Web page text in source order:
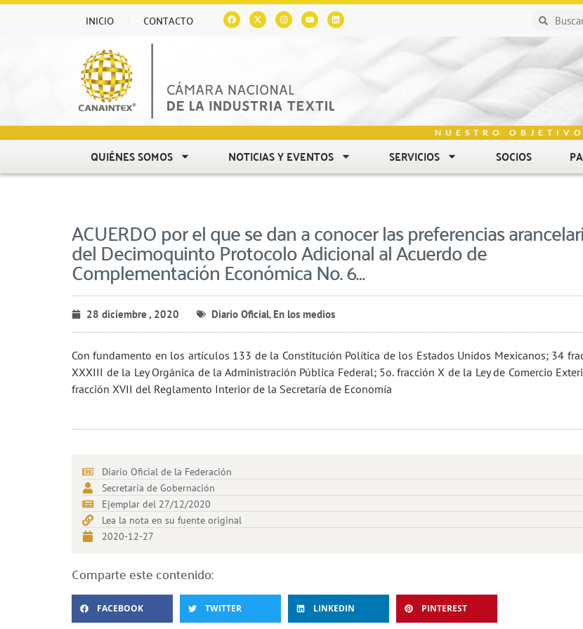
INICIO CONTACTO
NUESTRO
QUIÉNES SOMOS NOTICIAS Y EVENTOS SERVICIOS SOCIOS
ACUERDO por el que se dan a conocer las preferencias
del Decimoquinto Protocolo Adicional al Acuerdo de
Complementación Económica No. 6…
28 diciembre , 2020 Diario Oficial, En los medios
Con fundamento en los artículos 133 de la Constitución Política de los Estados Unidos Mexicanos; 34
XXXIII de la Ley Orgánica de la Administración Pública Federal; 5o. fracción X de la Ley de Comercio
fracción XVII del Reglamento Interior de la Secretaría de Economía
Diario Oficial de la Federación
Secretaría de Gobernación
Ejemplar del 27/12/2020
Lea la nota en su fuente original
2020-12-27
Comparte este contenido:
FACEBOOK TWITTER LINKEDIN PINTEREST